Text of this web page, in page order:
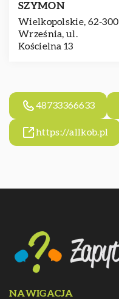
SZYMON
Wielkopolskie, 62-300
Września, ul.
Kościelna 13
48733366633
https://allkob.pl
NAWIGACJA